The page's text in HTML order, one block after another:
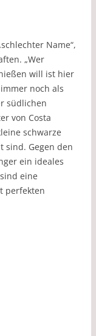
Name“,
„Wer
will ist hier
noch als
südlichen
von Costa
schwarze
sind. Gegen den
ein ideales
eine
perfekten